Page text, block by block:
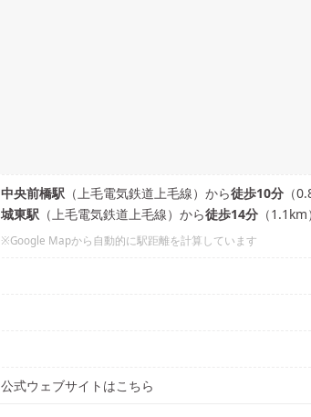
中央前橋駅 （上毛電気鉄道上毛線） から徒歩10分 （
城東駅 （上毛電気鉄道上毛線） から徒歩14分 （1.1 km
※Google Mapから自動的に駅距離を計算しています
公式ウェブサイトはこちら